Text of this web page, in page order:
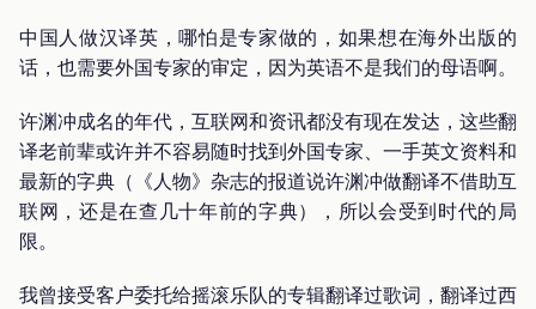
中国人做汉译英，哪怕是专家做的，如果想在海外出版的
话，也需要外国专家的审定，因为英语不是我们的母语啊。
许渊冲成名的年代，互联网和资讯都没有现在发达，这些翻
译老前辈或许并不容易随时找到外国专家、一手英文资料和
最新的字典（《人物》杂志的报道说许渊冲做翻译不借助互
联网，还是在查几十年前的字典），所以会受到时代的局
限。
我曾接受客户委托给摇滚乐队的专辑翻译过歌词，翻译过西